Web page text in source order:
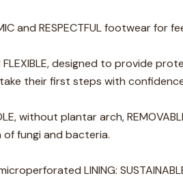
and RESPECTFUL footwear
FLEXIBLE, designed to provide
their first steps with
without plantar arch,
fungi and bacteria.
LINING: